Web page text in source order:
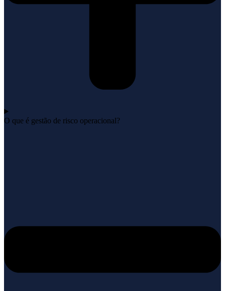
O que é gestão de risco operacional?